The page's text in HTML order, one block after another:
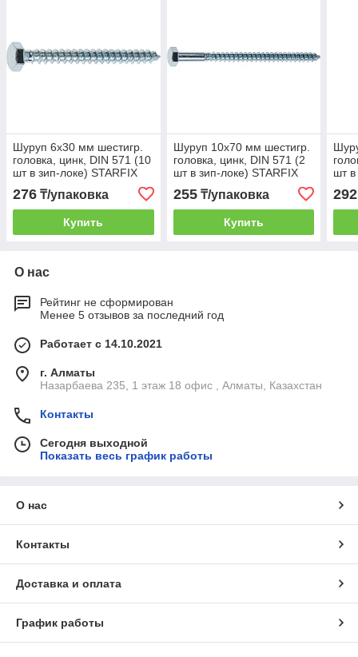
Шуруп 6х30 мм шестигр.
головка, цинк, DIN 571 (10
шт в зип-локе) STARFIX
276 ₸/упаковка
Купить
Шуруп 10х70 мм шестигр.
головка, цинк, DIN 571 (2
шт в зип-локе) STARFIX
255₸/упаковка
Купить
шт в
292
О нас
Рейтинг не сформирован
Менее 5 отзывов за последний год
Работает с 14.10.2021
г. Алматы
Назарбаева 235, 1 этаж 18 офис , Алматы, Казахстан
Контакты
Сегодня выходной
Показать весь график работы
О нас
Контакты
Доставка и оплата
График работы